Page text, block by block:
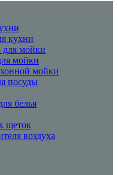
кухни
для мойки
мойки
мойки
посуды
белья
щеток
воздуха